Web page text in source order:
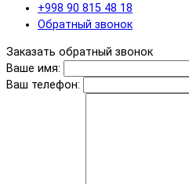
+998 90 815 48 18
Обратный звонок
Заказать обратный звонок
Ваше имя:
Ваш телефон: